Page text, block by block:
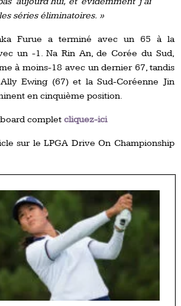
séries éliminatoires. »
Furue a terminé avec un 65 à la
un -1. Na Rin An, de Corée du Sud,
à moins-18 avec un dernier 67, tandis
Ewing (67) et la Sud-Coréenne Jin
en cinquième position.
complet cliquez-ici
sur le LPGA Drive On Championship